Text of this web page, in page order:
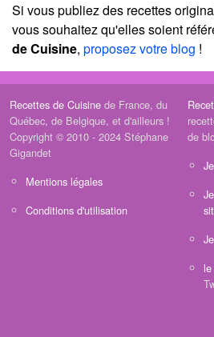
Si vous publiez des recettes
vous souhaitez qu'elles soient
de Cuisine, proposez votre blog !
Recettes de Cuisine de France, du
Québec, de Belgique, et d'ailleurs !
Copyright © 2010 - 2024 Stéphane
Gigandet
Mentions légales
Conditions d'utilisation
de